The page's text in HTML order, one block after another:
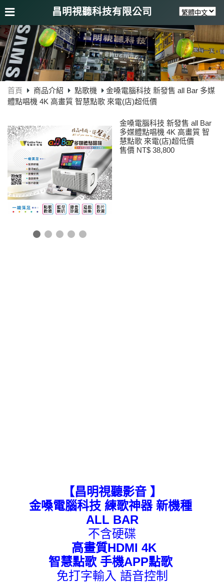
昌明視聽科技有限公司
首頁 商品介紹 點歌機
金嗓電腦科技 新發售 all Bar 多媒
體點唱機 4K 高畫質 智慧點歌 來電(店)超低價
金嗓電腦科技 新發售 all Bar
多媒體點唱機 4K 高畫質 智
慧點歌 來電(店)超低價
售價 NT$ 38,800
【昌明視聽影音 】
金嗓電腦科技 練歌神器 新機種
ALL BAR
不含硬碟
高畫質HDMI 4K
智慧點歌 手機APP點歌
免打字輸入 語音控制